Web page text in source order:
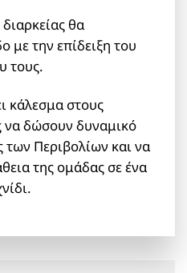
θα
με την επίδειξη του
τους.
κάλεσμα στους
να δώσουν δυναμικό
των Περιβολίων και να
της ομάδας σε ένα